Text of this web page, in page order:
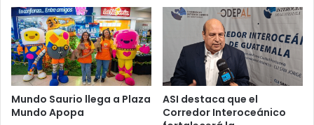
Mundo Saurio llega a Plaza
Mundo Apopa
ASI destaca que el
Corredor Interoceánico